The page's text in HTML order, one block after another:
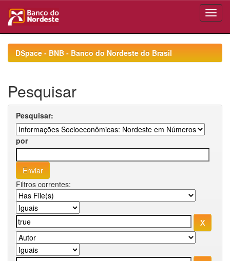
navigationDSpace - BNB - Banco do Nordeste do Brasil
Pesquisar
Pesquisar:
por
Filtros correntes: